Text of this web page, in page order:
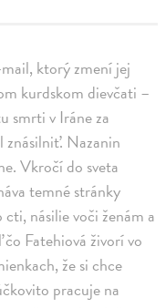
ktorý zmení jej
kurdskom dievčati –
smrti v Iráne za
znásilniť. Nazanin
Vkročí do sveta
temné stránky
násilie voči ženám a
Fatehiová živorí vo
že si chce
pracuje na